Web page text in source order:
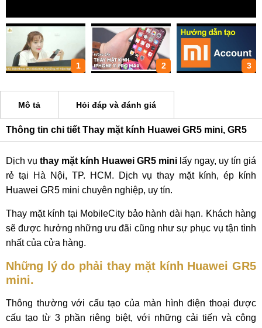
1 2 3
Mô tả Hỏi đáp và đánh giá
Thông tin chi tiết Thay mặt kính Huawei GR5 mini, GR5
Dịch vụ thay mặt kính Huawei GR5 mini lấy ngay, uy tín giá
rẻ tại Hà Nội, TP. HCM. Dịch vụ thay mặt kính, ép kính
Huawei GR5 mini chuyên nghiệp, uy tín.
Thay mặt kính tại MobileCity bảo hành dài hạn. Khách hàng
sẽ được hưởng những ưu đãi cũng như sự phục vụ tận tình
nhất của cửa hàng.
Những lý do phải thay mặt kính Huawei GR5
mini.
Thông thường với cấu tạo của màn hình điện thoại được
cấu tạo từ 3 phần riêng biệt, với những cải tiến và công